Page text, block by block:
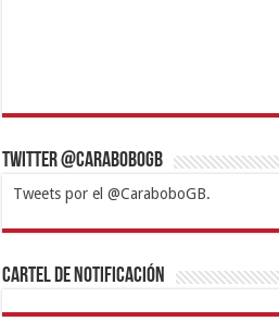
Twitter @CaraboboGB
Tweets por el @CaraboboGB.
1xbetBetturkeyBetistKralbet
https://mvbcasino.com/
Cartel de Notificación